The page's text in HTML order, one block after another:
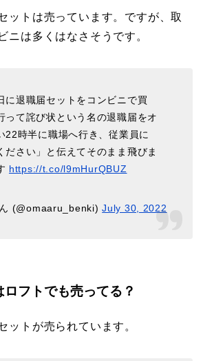
ットは売っています。ですが、取
ニは多くはなさそうです。
に退職届セットをコンビニで買
って詫び状という名の退職届をオ
22時半に職場へ行き、従業員に
ださい」と伝えてそのまま飛びま
https://t.co/l9mHurQBUZ
(@omaaru_benki)July 30, 2022
フトでも売ってる？
ットが売られています。